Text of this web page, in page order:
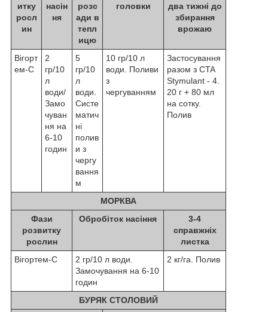
итку
росл
ин
насін
ня
розс
ади в
тепл
ицю
головки
два тижні до
збирання
врожаю
Вігорт
ем-С
2
гр/10
л
води/
Замо
чуван
ня на
6-10
годин
5
гр/10
л
води.
Систе
матич
ні
полив
и з
чергу
вання
м
10 гр/10 л
води. Поливи
з
чергуванням
Застосування
разом з CTA
Stymulant - 4.
20 г + 80 мл
на сотку.
Полив
МОРКВА
Фази
розвитку
рослин
Обробіток насіння
3-4
справжніх
листка
Вігортем-С
2 гр/10 л води.
Замочування на 6-10
годин
2 кг/га. Полив
БУРЯК СТОЛОВИЙ